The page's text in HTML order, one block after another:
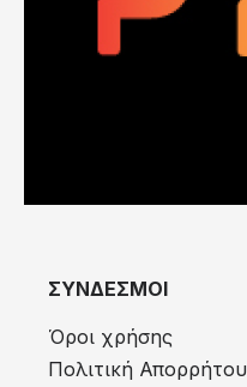
ΣΥΝΔΕΣΜΟΙ
Όροι χρήσης
Πολιτική Απορρήτου